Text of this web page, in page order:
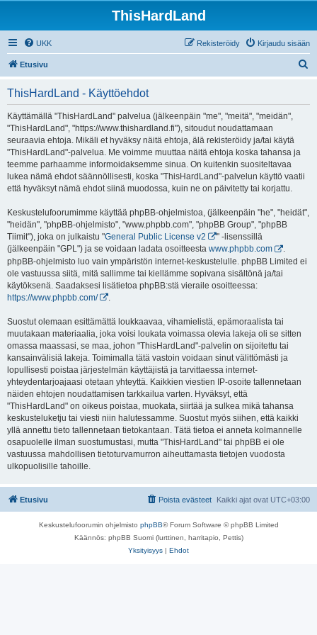
ThisHardLand
UKK Kirjaudu sisään
Rekisteröidy
Etusivu
ThisHardLand - Käyttöehdot
Käyttämällä "ThisHardLand" palvelua (jälkeenpäin "me", "meitä", "meidän",
"ThisHardLand", "https://www.thishardland.fi"), sitoudut noudattamaan
seuraavia ehtoja. Mikäli et hyväksy näitä ehtoja, älä rekisteröidy ja/tai käytä
"ThisHardLand"-palvelua. Me voimme muuttaa näitä ehtoja koska tahansa ja
teemme parhaamme informoidaksemme sinua. On kuitenkin suositeltavaa
lukea nämä ehdot säännöllisesti, koska "ThisHardLand"-palvelun käyttö vaatii
että hyväksyt nämä ehdot siinä muodossa, kuin ne on päivitetty tai korjattu.
Keskustelufoorumimme käyttää phpBB-ohjelmistoa, (jälkeenpäin "he", "heidät",
"heidän", "phpBB-ohjelmisto", "www.phpbb.com", "phpBB Group", "phpBB
Tiimit"), joka on julkaistu "General Public License v2
" -lisenssillä
(jälkeenpäin "GPL") ja se voidaan ladata osoitteesta www.phpbb.com
.
phpBB-ohjelmisto luo vain ympäristön internet-keskustelulle. phpBB Limited ei
ole vastuussa siitä, mitä sallimme tai kiellämme sopivana sisältönä ja/tai
käytöksenä. Saadaksesi lisätietoa phpBB:stä vieraile osoitteessa:
https://www.phpbb.com/
Suostut olemaan esittämättä loukkaavaa, vihamielistä, epämoraalista tai
muutakaan materiaalia, joka voisi loukata voimassa olevia lakeja oli se sitten
omassa maassasi, se maa, johon "ThisHardLand"-palvelin on sijoitettu tai
kansainvälisiä lakeja. Toimimalla tätä vastoin voidaan sinut välittömästi ja
lopullisesti poistaa järjestelmän käyttäjistä ja tarvittaessa internet-
yhteydentarjoajaasi otetaan yhteyttä. Kaikkien viestien IP-osoite tallennetaan
näiden ehtojen noudattamisen tarkkailua varten. Hyväksyt, että
"ThisHardLand" on oikeus poistaa, muokata, siirtää ja sulkea mikä tahansa
keskusteluketju tai viesti niin halutessamme. Suostut myös siihen, että kaikki
yllä annettu tieto tallennetaan tietokantaan. Tätä tietoa ei anneta kolmannelle
osapuolelle ilman suostumustasi, mutta "ThisHardLand" tai phpBB ei ole
vastuussa mahdollisen tietoturvamurron aiheuttamasta tietojen vuodosta
ulkopuolisille tahoille.
Etusivu Kaikki ajat ovat UTC+03:00
Poista evästeet
Keskustelufoorumin ohjelmisto phpBB® Forum Software © phpBB Limited
Käännös: phpBB Suomi (lurttinen, harritapio, Pettis)
Yksityisyys | Ehdot